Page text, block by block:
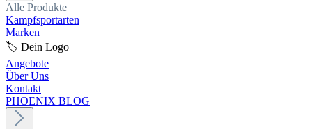
Alle Produkte
Kampfsportarten
Marken
🏷️ Dein Logo
Angebote
Über Uns
Kontakt
PHOENIX BLOG